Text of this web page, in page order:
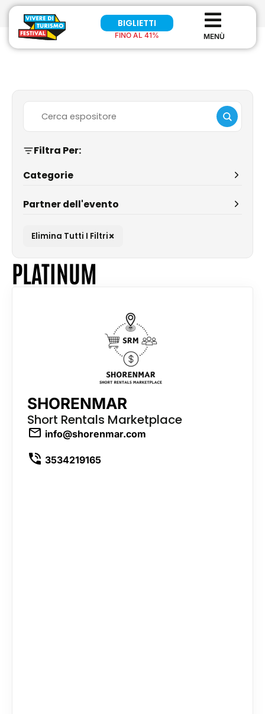
BIGLIETTI
FINO AL 41%
Filtra Per:
Categorie
Partner dell'evento
Elimina Tutti I Filtri×
PLATINUM
SHORENMAR
Short Rentals Marketplace
info@shorenmar.com
3534219165